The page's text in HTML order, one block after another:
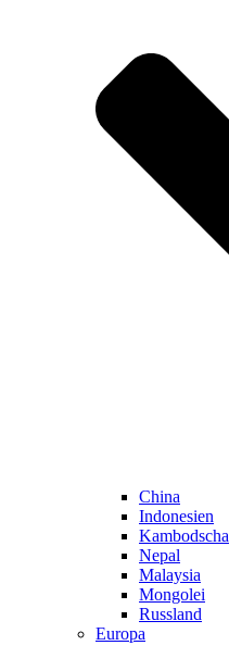
China
Indonesien
Kambodscha
Nepal
Malaysia
Mongolei
Russland
Europa